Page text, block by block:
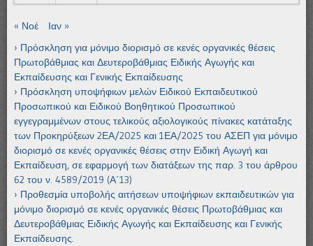
« Νοέ
Ιαν »
Πρόσκληση για μόνιμο διορισμό σε κενές οργανικές θέσεις
Πρωτοβάθμιας και Δευτεροβάθμιας Ειδικής Αγωγής και
Εκπαίδευσης και Γενικής Εκπαίδευσης
Πρόσκληση υποψήφιων μελών Ειδικού Εκπαιδευτικού
Προσωπικού και Ειδικού Βοηθητικού Προσωπικού
εγγεγραμμένων στους τελικούς αξιολογικούς πίνακες κατάταξης
των Προκηρύξεων 2ΕΑ/2025 και 1ΕΑ/2025 του ΑΣΕΠ για μόνιμο
διορισμό σε κενές οργανικές θέσεις στην Ειδική Αγωγή και
Εκπαίδευση, σε εφαρμογή των διατάξεων της παρ. 3 του άρθρου
62 του ν. 4589/2019 (Α΄13)
Προθεσμία υποβολής αιτήσεων υποψήφιων εκπαιδευτικών για
μόνιμο διορισμό σε κενές οργανικές θέσεις Πρωτοβάθμιας και
Δευτεροβάθμιας Ειδικής Αγωγής και Εκπαίδευσης και Γενικής
Εκπαίδευσης.